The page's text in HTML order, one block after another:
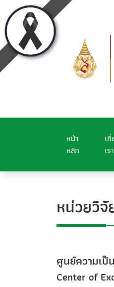
หน้า
หลัก
เ
เรา
หน่วยวิ
ศูนย์ความเป็
Center of